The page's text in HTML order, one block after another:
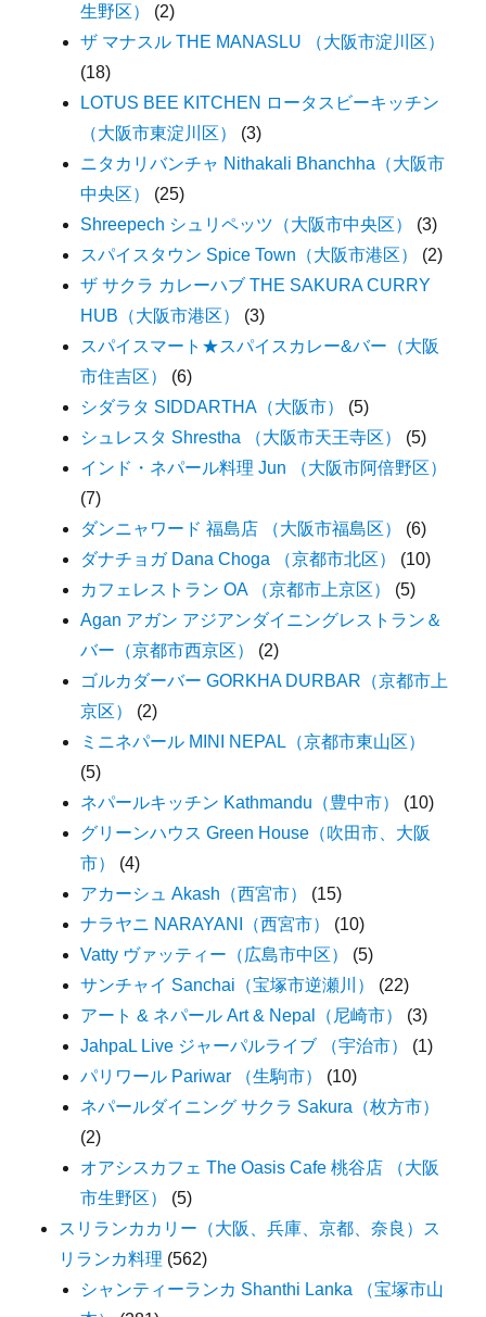
生野区）
(2)
ザ マナスル THE MANASLU （大阪市淀川区）
(18)
LOTUS BEE KITCHEN ロータスビーキッチン
（大阪市東淀川区）
(3)
ニタカリバンチャ Nithakali Bhanchha（大阪市
中央区）
(25)
Shreepech シュリペッツ（大阪市中央区）
(3)
スパイスタウン Spice Town（大阪市港区）
(2)
ザ サクラ カレーハブ THE SAKURA CURRY
HUB（大阪市港区）
(3)
スパイスマート★スパイスカレー&バー（大阪
市住吉区）
(6)
シダラタ SIDDARTHA（大阪市）
(5)
シュレスタ Shrestha （大阪市天王寺区）
(5)
インド・ネパール料理 Jun （大阪市阿倍野区）
(7)
ダンニャワード 福島店 （大阪市福島区）
(6)
ダナチョガ Dana Choga （京都市北区）
(10)
カフェレストラン OA （京都市上京区）
(5)
Agan アガン アジアンダイニングレストラン＆
バー（京都市西京区）
(2)
ゴルカダーバー GORKHA DURBAR（京都市上
京区）
(2)
ミニネパール MINI NEPAL（京都市東山区）
(5)
ネパールキッチン Kathmandu（豊中市）
(10)
グリーンハウス Green House（吹田市、大阪
市）
(4)
アカーシュ Akash（西宮市）
(15)
ナラヤニ NARAYANI（西宮市）
(10)
Vatty ヴァッティー（広島市中区）
(5)
サンチャイ Sanchai（宝塚市逆瀬川）
(22)
アート & ネパール Art & Nepal（尼崎市）
(3)
JahpaL Live ジャーパルライブ （宇治市）
(1)
パリワール Pariwar （生駒市）
(10)
ネパールダイニング サクラ Sakura（枚方市）
(2)
オアシスカフェ The Oasis Cafe 桃谷店 （大阪
市生野区）
(5)
スリランカカリー（大阪、兵庫、京都、奈良）ス
リランカ料理 (562)
シャンティーランカ Shanthi Lanka （宝塚市山